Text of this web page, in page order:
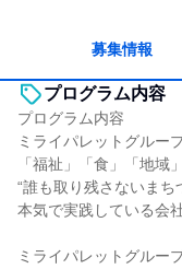
募集情報
プログラム内容
プログラム内容
ミライパレットグループ
「福祉」「食」「地域
“誰も取り残さないまち
本気で実践している会社
ミライパレットグルー